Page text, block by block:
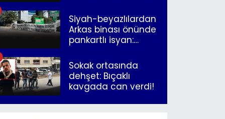
Siyah-beyazlılardan
Arkas binası önünde
pankartlı isyan:
İzmir"
Sokak ortasında
dehşet: Bıçaklı
kavgada can verdi!